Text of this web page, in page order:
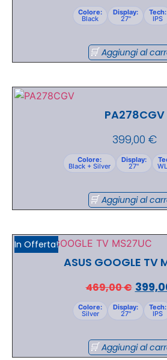
Colore:
Black
Display:
27"
Tech:
IPS
Aggiungi al
PA278CGV
399,00 €
Colore:
Black + Silver
Display:
27"
Aggiungi al
In Offerta!
ASUS GOOGLE TV
469,00€
Colore:
Silver
Display:
27"
Tech:
IPS
Aggiungi al